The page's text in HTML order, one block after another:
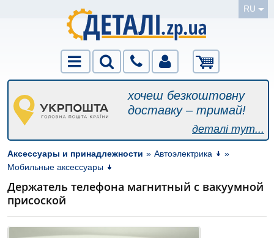
RU
хочеш безкоштовну
доставку – тримай!
деталі тут...
Аксессуары и принадлежности » Автоэлектрика
»
Мобильные аксессуары
Держатель телефона магнитный с вакуумной
присоской